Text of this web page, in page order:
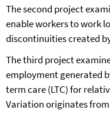
The second project
enable workers to work
discontinuities created
The third project
employment generated
term care (LTC) for
Variation originates